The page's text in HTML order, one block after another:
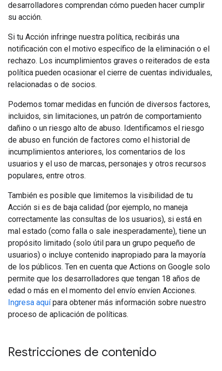
desarrolladores comprendan cómo pueden hacer cumplir
su acción.
Si tu Acción infringe nuestra política, recibirás una
notificación con el motivo específico de la eliminación o el
rechazo. Los incumplimientos graves o reiterados de esta
política pueden ocasionar el cierre de cuentas individuales,
relacionadas o de socios.
Podemos tomar medidas en función de diversos factores,
incluidos, sin limitaciones, un patrón de comportamiento
dañino o un riesgo alto de abuso. Identificamos el riesgo
de abuso en función de factores como el historial de
incumplimientos anteriores, los comentarios de los
usuarios y el uso de marcas, personajes y otros recursos
populares, entre otros.
También es posible que limitemos la visibilidad de tu
Acción si es de baja calidad (por ejemplo, no maneja
correctamente las consultas de los usuarios), si está en
mal estado (como falla o sale inesperadamente), tiene un
propósito limitado (solo útil para un grupo pequeño de
usuarios) o incluye contenido inapropiado para la mayoría
de los públicos. Ten en cuenta que Actions on Google solo
permite que los desarrolladores que tengan 18 años de
edad o más en el momento del envío envíen Acciones.
Ingresa aquípara obtener más información sobre nuestro
proceso de aplicación de políticas.
Restricciones de contenido